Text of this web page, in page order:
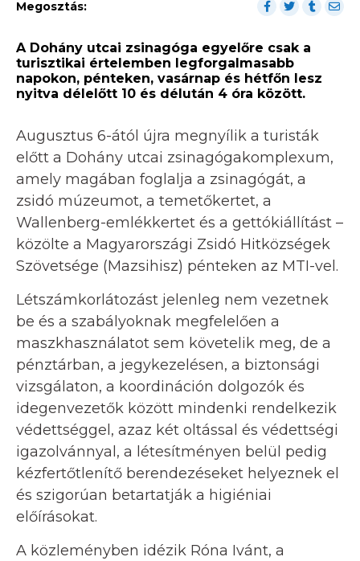
Megosztás:
A Dohány utcai zsinagóga egyelőre csak a
turisztikai értelemben legforgalmasabb
napokon, pénteken, vasárnap és hétfőn lesz
nyitva délelőtt 10 és délután 4 óra között.
Augusztus 6-ától újra megnyílik a turisták
előtt a Dohány utcai zsinagógakomplexum,
amely magában foglalja a zsinagógát, a
zsidó múzeumot, a temetőkertet, a
Wallenberg-emlékkertet és a gettókiállítást –
közölte a Magyarországi Zsidó Hitközségek
Szövetsége (Mazsihisz) pénteken az MTI-vel.
Létszámkorlátozást jelenleg nem vezetnek
be és a szabályoknak megfelelően a
maszkhasználatot sem követelik meg, de a
pénztárban, a jegykezelésen, a biztonsági
vizsgálaton, a koordináción dolgozók és
idegenvezetők között mindenki rendelkezik
védettséggel, azaz két oltással és védettségi
igazolvánnyal, a létesítményen belül pedig
kézfertőtlenítő berendezéseket helyeznek el
és szigorúan betartatják a higiéniai
előírásokat.
A közleményben idézik Róna Ivánt, a